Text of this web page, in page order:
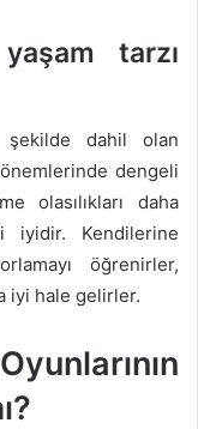
tarzı
şekilde dahil olan
dengeli
olasılıkları daha
iyidir. Kendilerine
öğrenirler,
iyi hale gelirler.